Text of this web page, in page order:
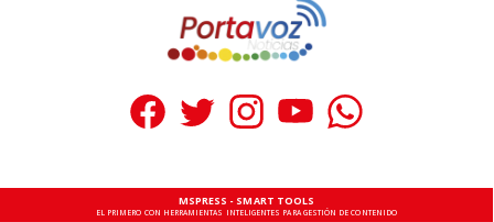
MSPRESS - SMART TOOLS
EL PRIMERO CON HERRAMIENTAS INTELIGENTES PARA GESTIÓN DE CONTENIDO